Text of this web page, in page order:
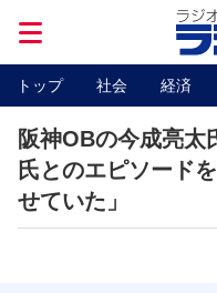
トップ 社会 経済
阪神OBの今成亮太
氏とのエピソード
せていた」